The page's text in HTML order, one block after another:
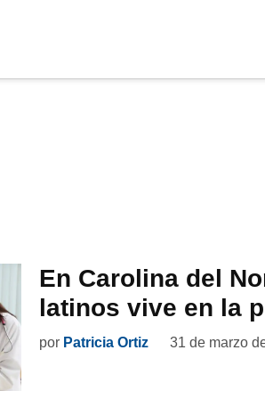
En Carolina del
latinos vive en la
por Patricia Ortiz 31 de marzo